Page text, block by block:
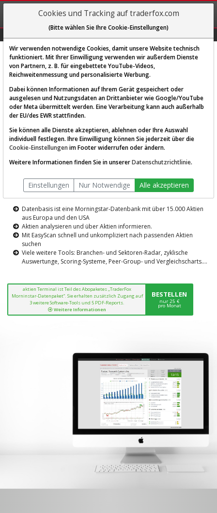
REGIS-
TRIEREN
Diese Funktion ist nur für
AKTIEN-TERMINAL
Die Aktienanalyse-Plattform von
TraderFox
Datenbasis ist eine Morningstar-Datenbank mit über 15.000 Aktien
aus Europa und den USA
Aktien analysieren und über Aktien informieren.
Mit EasyScan schnell und unkompliziert nach passenden Aktien
suchen
Viele weitere Tools: Branchen- und Sektoren-Radar, zyklische
Auswertunge, Scoring-Systeme, Peer-Group- und Vergleichscharts....
aktien Terminal ist Teil des Abopaketes „TraderFox
Morninstar-Datenpaket“. Sie erhalten zusätzlich Zugang auf
3 weitere Software-Tools und 5 PDF-Reports.
Weitere Informationen
BESTELLEN
nur 25 €
pro Monat
Cookies und Tracking auf traderfox.com
(Bitte wählen Sie Ihre Cookie-Einstellungen)
Wir verwenden notwendige Cookies, damit unsere Website technisch
funktioniert. Mit Ihrer Einwilligung verwenden wir außerdem Dienste
von Partnern, z. B. für eingebettete YouTube-Videos,
Reichweitenmessung und personalisierte Werbung.
Dabei können Informationen auf Ihrem Gerät gespeichert oder
ausgelesen und Nutzungsdaten an Drittanbieter wie Google/YouTube
oder Meta übermittelt werden. Eine Verarbeitung kann auch außerhalb
der EU/des EWR stattfinden.
Sie können alle Dienste akzeptieren, ablehnen oder Ihre Auswahl
individuell festlegen. Ihre Einwilligung können Sie jederzeit über die
Cookie-Einstellungen im Footer widerrufen oder ändern.
Weitere Informationen finden Sie in unsererDatenschutzrichtlinie.
Einstellungen Nur Notwendige Alle akzeptieren